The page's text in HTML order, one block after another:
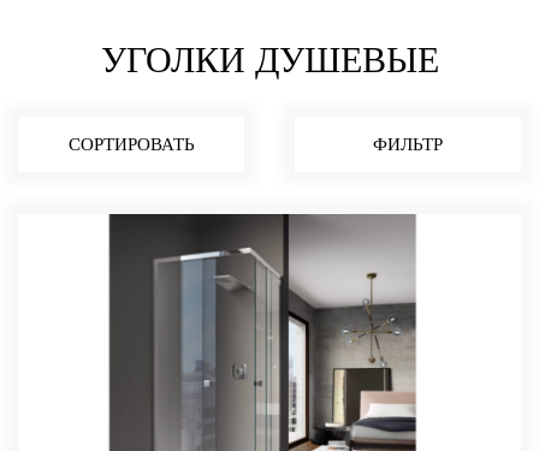
УГОЛКИ ДУШЕВЫЕ
СОРТИРОВАТЬ ФИЛЬТР